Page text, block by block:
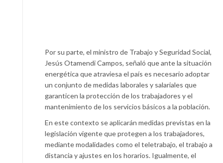
Por su parte, el ministro de Trabajo y Seguridad Social,
Jesús Otamendi Campos, señaló que ante la situación
energética que atraviesa el país es necesario adoptar
un conjunto de medidas laborales y salariales que
garanticen la protección de los trabajadores y el
mantenimiento de los servicios básicos a la población.
En este contexto se aplicarán medidas previstas en la
legislación vigente que protegen a los trabajadores,
mediante modalidades como el teletrabajo, el trabajo a
distancia y ajustes en los horarios. Igualmente, el